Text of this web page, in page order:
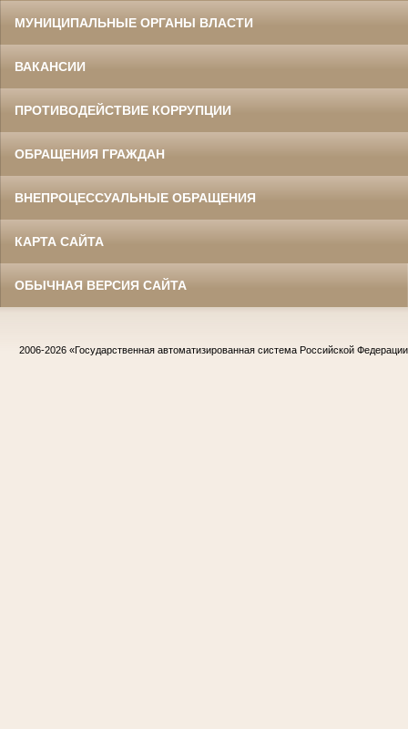
МУНИЦИПАЛЬНЫЕ ОРГАНЫ ВЛАСТИ
ВАКАНСИИ
ПРОТИВОДЕЙСТВИЕ КОРРУПЦИИ
ОБРАЩЕНИЯ ГРАЖДАН
ВНЕПРОЦЕССУАЛЬНЫЕ ОБРАЩЕНИЯ
КАРТА САЙТА
ОБЫЧНАЯ ВЕРСИЯ САЙТА
2006-2026 «Государственная автоматизированная система Российской